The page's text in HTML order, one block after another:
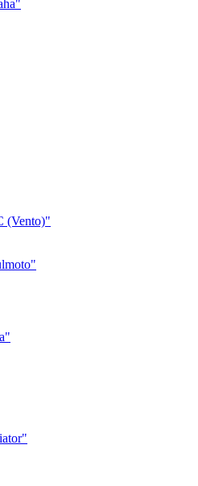
(Vento)"